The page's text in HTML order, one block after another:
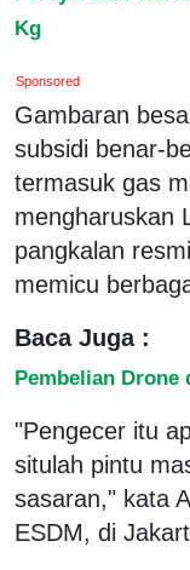
Kg
Sponsored
Gambaran
subsidi benar-
termasuk gas
mengharuskan
pangkalan
memicu
Baca Juga :
Pembelian Drone
"Pengecer itu
situlah pintu
sasaran," kata
ESDM, di